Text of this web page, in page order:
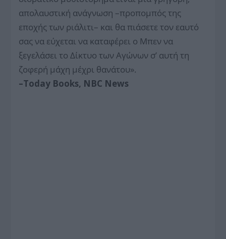
απολαυστική ανάγνωση –προπομπός της
εποχής των ριάλιτι– και θα πιάσετε τον εαυτό
σας να εύχεται να καταφέρει ο Μπεν να
ξεγελάσει το Δίκτυο των Αγώνων σ’ αυτή τη
ζοφερή μάχη μέχρι θανάτου».
–Today Books, NBC News